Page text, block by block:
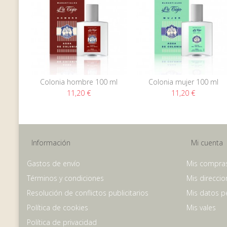
Colonia hombre 100 ml
11,20 €
Colonia mujer 100 ml
11,20 €
Información
Gastos de envío
Términos y condiciones
Resolución de conflictos publicitarios
Política de cookies
Política de privacidad
Mi cuenta
Mis
Mis
Mis datos
Mis vales